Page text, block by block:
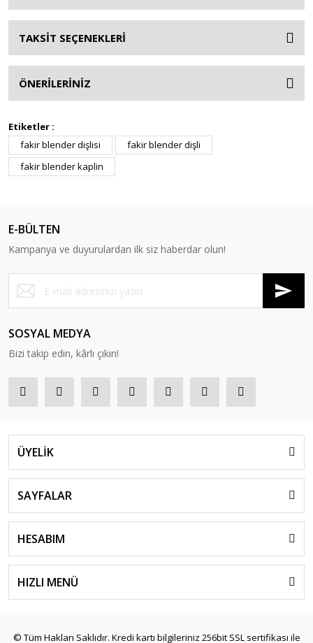
TAKSİT SEÇENEKLERİ
ÖNERİLERİNİZ
Etiketler :
fakir blender dişlisi
fakir blender dişli
fakir blender kaplin
E-BÜLTEN
Kampanya ve duyurulardan ilk siz haberdar olun!
SOSYAL MEDYA
Bizi takip edin, kârlı çıkın!
ÜYELİK
SAYFALAR
HESABIM
HIZLI MENÜ
© Tüm Hakları Saklıdır. Kredi kartı bilgileriniz 256bit SSL sertifikası ile